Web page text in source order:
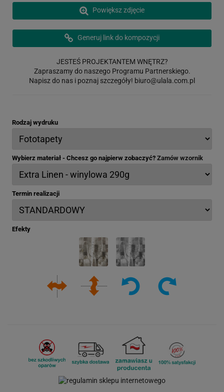
Powiększ zdjęcie
Generuj link do kompozycji
JESTEŚ PROJEKTANTEM WNĘTRZ?
Zapraszamy do naszego Programu Partnerskiego.
Napisz do nas i poznaj szczegóły! biuro@ulala.com.pl
Rodzaj wydruku
Wybierz materiał - Chcesz go najpierw zobaczyć? Zamów wzornik
Termin realizacji
Efekty